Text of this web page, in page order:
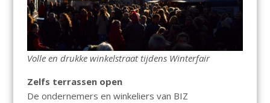
Volle en drukke winkelstraat tijdens Winterfair
Zelfs terrassen open
De ondernemers en winkeliers van BIZ